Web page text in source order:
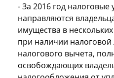
- За 2016 год
направляются
имущества в
при наличии налоговой
налогового вычета,
освобождающих